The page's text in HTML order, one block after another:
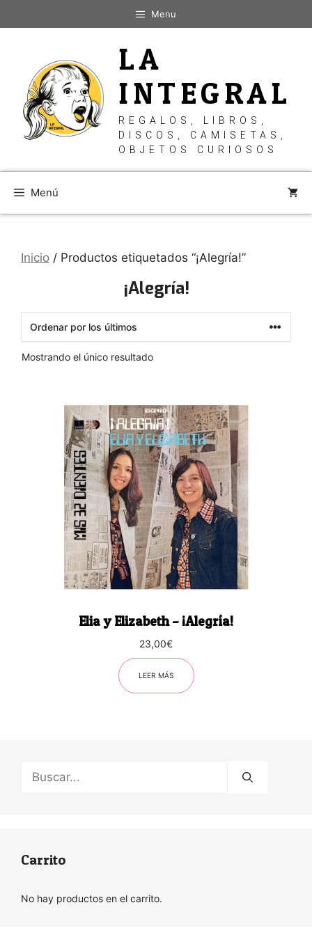
al
Menu
LA
INTEGRAL
REGALOS, LIBROS,
DISCOS, CAMISETAS,
OBJETOS CURIOSOS
Menú
Inicio / Productos etiquetados “¡Alegría!”
¡Alegría!
Mostrando el único resultado
Elia y Elizabeth – ¡Alegría!
23,00€
LEER MÁS
Buscar:
Carrito
No hay productos en el carrito.